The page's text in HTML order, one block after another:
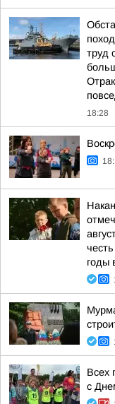
труд
18:28
годы
Всех
с